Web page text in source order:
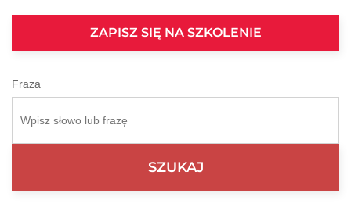
ZAPISZ SIĘ NA SZKOLENIE
Fraza